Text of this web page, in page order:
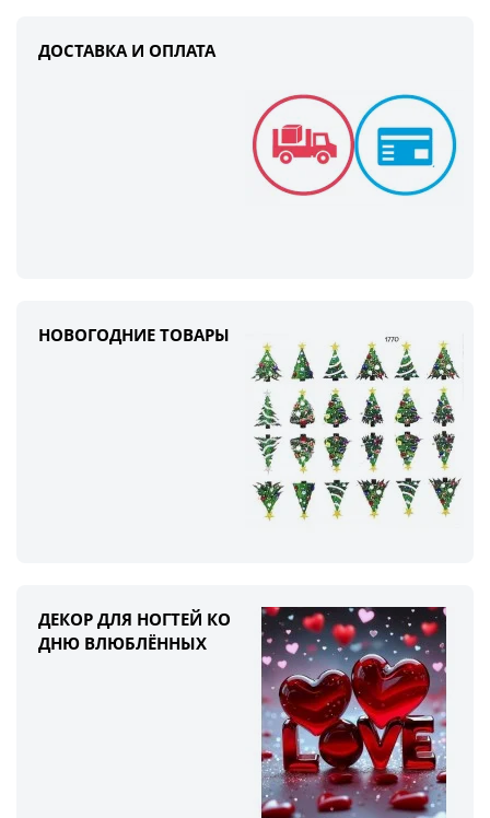
ДОСТАВКА И ОПЛАТА
НОВОГОДНИЕ ТОВАРЫ
ДЕКОР ДЛЯ НОГТЕЙ КО
ДНЮ ВЛЮБЛЁННЫХ